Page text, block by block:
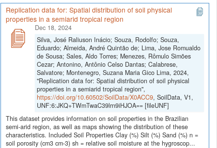
Replication data for: Spatial distribution of soil physical
properties in a semiarid tropical region
Dec 18, 2024
Silva, José Raliuson Inácio; Souza, Rodolfo; Souza,
Eduardo; Almeida, André Quintão de; Lima, Jose Romualdo
de Sousa; Sales, Aldo Torres; Menezes, Rômulo Simões
Cezar; Antonino, Antônio Celso Dantas; Calabrese,
Salvatore; Montenegro, Suzana Maria Gico Lima, 2024,
"Replication data for: Spatial distribution of soil physical
properties in a semiarid tropical region",
https://doi.org/10.60502/SoilData/X0ACC9, SoilData, V1,
UNF:6:JKQ+TWmTwaC39lrn9iHJOA== [fileUNF]
This dataset provides information on soil properties in the Brazilian
semi-arid region, as well as maps showing the distribution of these
characteristics. Included Soil Properties Clay (%) Silt (%) Sand (%) n =
soil porosity (cm3 cm-3) sh = relative soil moisture at the hygroscop...